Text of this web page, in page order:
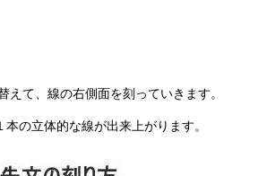
て、線の右側面を刻っていきます。
の立体的な線が出来上がります。